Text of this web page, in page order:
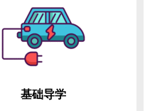
基础导学